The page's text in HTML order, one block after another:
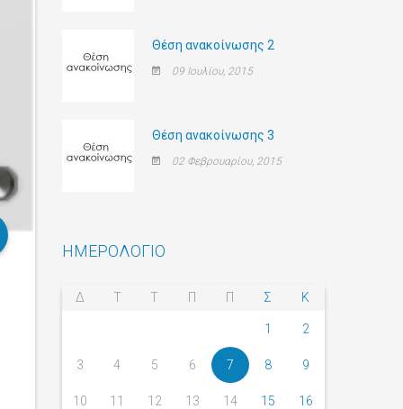
Θέση ανακοίνωσης 2
09 Ιουλίου, 2015
Θέση ανακοίνωσης 3
02 Φεβρουαρίου, 2015
ΗΜΕΡΟΛΟΓΙΟ
Δ Τ Τ Π Π Σ Κ
1 2
3 4 5 6 7 8 9
10 11 12 13 14 15 16